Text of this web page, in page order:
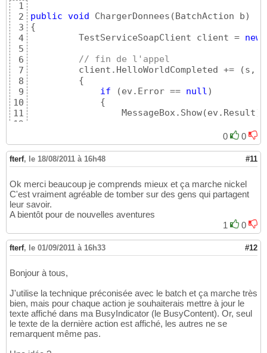
1
2
3
4
5
6
7
8
9
10
11
12
14
15
16
18
19
20
21
22
23
24
public void ChargerDonnees (BatchAction b)
{
         TestServiceSoapClient client =
new
// fin de l'appel
         client.HelloWorldCompleted +=
(s,
{
if
(ev.Error == null)
{
                 MessageBox.Show
(ev.Result)
// on peut utiliser b
//b.IsCompleted = true;
// autre possibilitées
BatchAction action =
}
};
// un userState peut être mis
//b.UserState = monUserState;
// appel
         client.HelloWorldAsync
0 0
fterf, le 18/08/2011 à 16h48 #11
Ok merci beaucoup je comprends mieux et ça marche nickel
C'est vraiment agréable de tomber sur des gens qui partagent
leur savoir.
A bientôt pour de nouvelles aventures
1
0
fterf, le 01/09/2011 à 16h33 #12
Bonjour à tous,
J'utilise la technique préconisée avec le batch et ça marche très
bien, mais pour chaque action je souhaiterais mettre à jour le
texte affiché dans ma BusyIndicator (le BusyContent). Or, seul
le texte de la dernière action est affiché, les autres ne se
remarquent même pas.